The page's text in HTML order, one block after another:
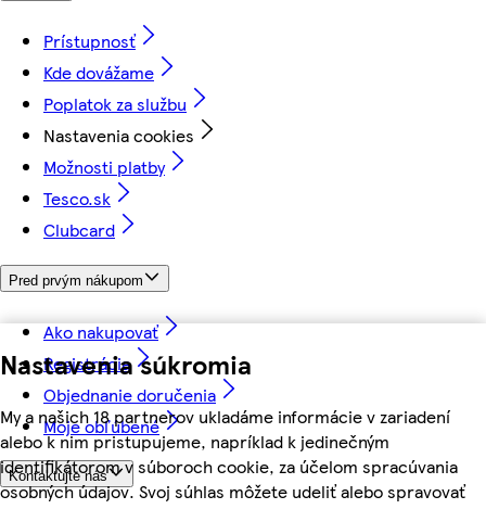
Nastavenia súkromia
My a našich 18 partnerov ukladáme informácie v zariadení
alebo k nim pristupujeme, napríklad k jedinečným
identifikátorom v súboroch cookie, za účelom spracúvania
osobných údajov. Svoj súhlas môžete udeliť alebo spravovať
Prístupnosť
Kde dovážame
Poplatok za službu
Nastavenia cookies
Možnosti platby
Tesco.sk
Clubcard
Pred prvým nákupom
Ako nakupovať
Registrácia
Objednanie doručenia
Moje obľúbené
Kontaktujte nás